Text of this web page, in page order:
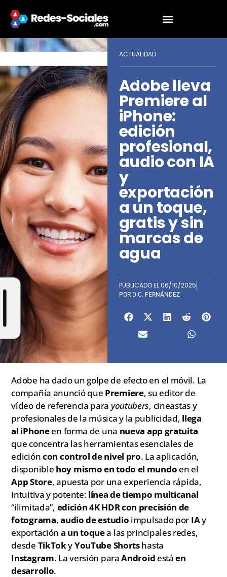
ACTUALIDAD
Adobe lleva
Premiere al
iPhone:
edición
profesional,
audio con IA
y
exportación
a un toque,
gratis y sin
marcas de
agua
PUBLICADO EL 06/10/2025
POR D C. FERNÁNDEZ
Adobe ha dado un golpe de efecto en el móvil. La
compañía anunció que Premiere, su editor de
vídeo de referencia para youtubers, cineastas y
profesionales de la música y la publicidad, llega
al iPhoneen forma de una nueva app gratuita
que concentra las herramientas esenciales de
edicióncon control de nivel pro. La aplicación,
disponible hoy mismo en todo el mundo en el
App Store, apuesta por una experiencia rápida,
intuitiva y potente: línea de tiempo multicanal
“ilimitada”, edición 4K HDR con precisión de
fotograma,audio de estudio impulsado por IAy
exportación a un toquea las principales redes,
desde TikTokyYouTube Shortshasta
Instagram. La versión paraAndroid estáen
desarrollo.